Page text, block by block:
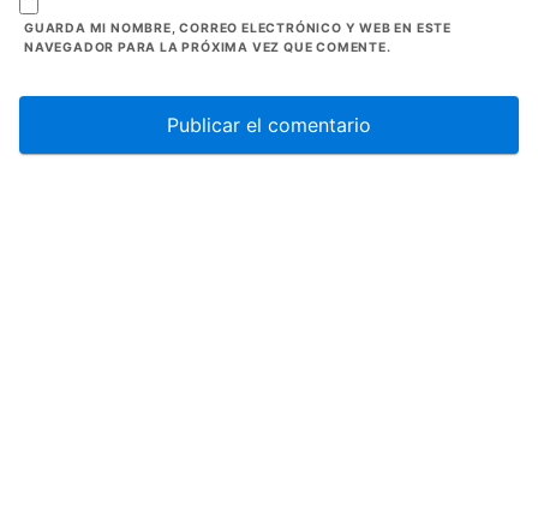
GUARDA MI NOMBRE, CORREO ELECTRÓNICO Y WEB EN ESTE
NAVEGADOR PARA LA PRÓXIMA VEZ QUE COMENTE.